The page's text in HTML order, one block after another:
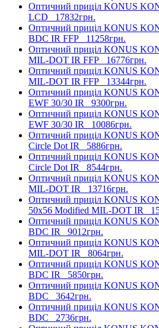
Оптичний приціл KONUS
LCD 17832грн.
Оптичний приціл KONUS
BDC IR FFP 11258грн.
Оптичний приціл KONUS
MIL-DOT IR FFP 16776грн.
Оптичний приціл KONUS
MIL-DOT IR FFP 13344грн.
Оптичний приціл KONUS
EWF 30/30 IR 9300грн.
Оптичний приціл KONUS
EWF 30/30 IR 10086грн.
Оптичний приціл KONUS
Circle Dot IR 5886грн.
Оптичний приціл KONUS
Circle Dot IR 8544грн.
Оптичний приціл KONUS
MIL-DOT IR 13716грн.
Оптичний приціл KONUS
50x56 Modified MIL-DOT IR
Оптичний приціл KONUS
BDC IR 9012грн.
Оптичний приціл KONUS
MIL-DOT IR 8064грн.
Оптичний приціл KONUS
BDC IR 5850грн.
Оптичний приціл KONUS
BDC 3642грн.
Оптичний приціл KONUS
BDC 2736грн.